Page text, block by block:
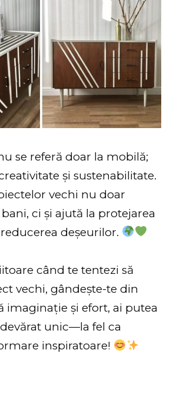
se referă doar la mobilă;
și sustenabilitate.
vechi nu doar
ci și ajută la protejarea
deșeurilor.
când te tentezi să
vechi, gândește-te din
imaginație și efort, ai putea
unic—la fel ca
inspiratoare!